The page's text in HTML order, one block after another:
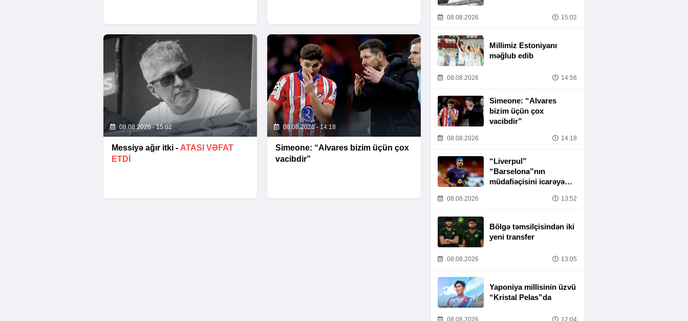
08.08.2026 - 15:02
Messiyə ağır itki - ATASI VƏFAT
ETDI
08.08.2026 - 14:18
Simeone: “Alvares bizim üçün çox
vacibdir”
08.08.2026 15:02
Millimiz Estoniyanı
məğlub edib
08.08.2026 14:56
Simeone: “Alvares
bizim üçün çox
vacibdir”
08.08.2026 14:18
“Liverpul”
“Barselona”nın
müdafiəçisini icarəyə
08.08.2026 13:52
Bölgə təmsilçisindən iki
yeni transfer
08.08.2026 13:05
Yaponiya millisinin üzvü
“Kristal Pelas”da
08.08.2026 12:04